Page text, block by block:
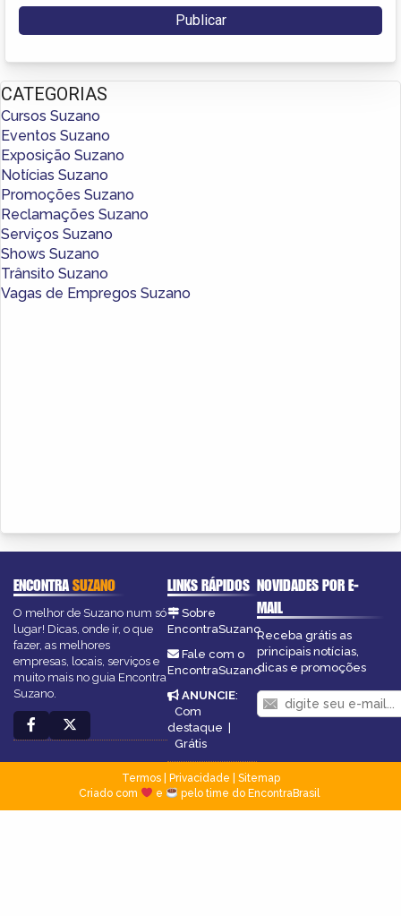
CATEGORIAS
Cursos Suzano
Eventos Suzano
Exposição Suzano
Notícias Suzano
Promoções Suzano
Reclamações Suzano
Serviços Suzano
Shows Suzano
Trânsito Suzano
Vagas de Empregos Suzano
ENCONTRASUZANO
O melhor de Suzano num só
lugar! Dicas, onde ir, o que
fazer, as melhores
empresas, locais, serviços e
muito mais no guia Encontra
Suzano.
LINKS RÁPIDOS
Sobre
EncontraSuzano
Fale com o
EncontraSuzano
ANUNCIE:
Com
destaque
Grátis
NOVIDADES POR E-
MAIL
Receba grátis as
principais notícias,
dicas e promoções
Termos| Privacidade
Sitemap
Criado com
e pelo time do EncontraBrasil